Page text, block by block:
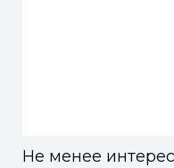
Не менее